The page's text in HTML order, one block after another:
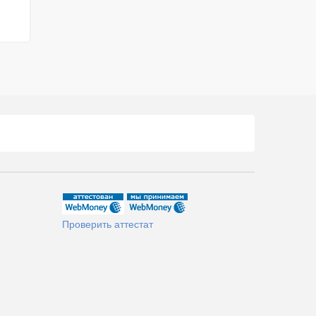
Проверить аттестат